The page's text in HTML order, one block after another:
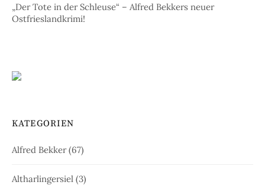
„Der Tote in der Schleuse“ – Alfred Bekkers neuer
Ostfrieslandkrimi!
KATEGORIEN
Alfred Bekker(67)
Altharlingersiel (3)